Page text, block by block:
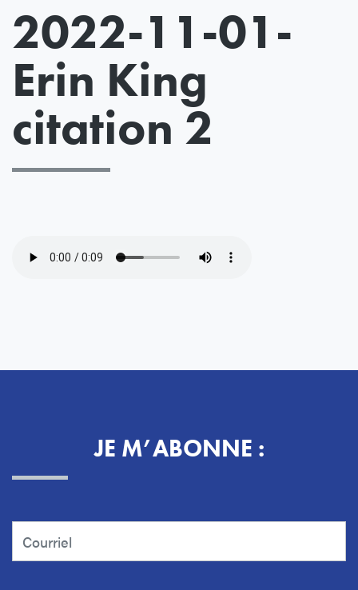
2022-11-01-
Erin King
citation 2
audio
JE M’ABONNE :